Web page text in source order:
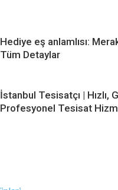
Hediye eş anlamlısı:
Tüm Detaylar
İstanbul Tesisatçı | Hızlı,
Profesyonel Tesisat